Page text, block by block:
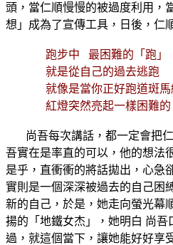
頭，當仁順慢慢的被過度利用，
想」成為了宣傳工具，日後，仁
跑步中 最困難的「跑」
就是從自己的過去逃跑
就像是當你正好跑道斑馬
紅燈突然亮起一樣困難的
尚吾每次講話，都一定會把仁
吾實在是率直的可以，他的想法
是乎，直衝衝的將話拋出，心急
實則是一個深深被過去的自己困
新的自己，於是，她走向螢光幕
揚的「地鐵女杰」，她明白 尚
過，就這個當下，讓她能好好享